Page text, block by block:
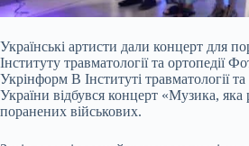
Українські артисти дали концерт для
Інституту травматології та ортопедії
Укрінформ В Інституті травматології
України відбувся концерт «Музика, яка
поранених військових.